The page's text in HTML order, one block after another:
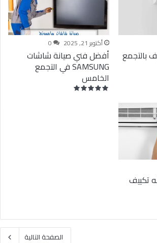
بالتجمع
أكتوبر 21, 2025 0
أفضل فني صيانة شاشات
SAMSUNG في التجمع
الخامس
تكييف
الصفحة التالية